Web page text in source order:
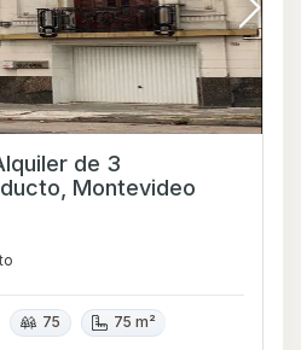
de 3
en Reducto, Montevideo
75 75 m²